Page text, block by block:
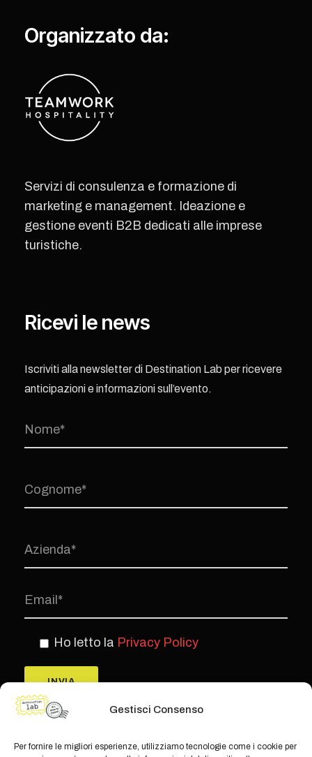
Gestisci Consenso
Per fornire le migliori esperienze, utilizziamo tecnologie come i cookie per
Organizzato da:
Servizi di consulenza e formazione di
marketing e management. Ideazione e
gestione eventi B2B dedicati alle imprese
turistiche.
Ricevi le news
Iscriviti alla newsletter di Destination Lab per ricevere
anticipazioni e informazioni sull’evento.
Ho letto la Privacy Policy